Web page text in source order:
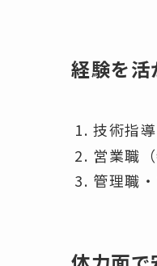
経験を活
技術指
営業職
管理職